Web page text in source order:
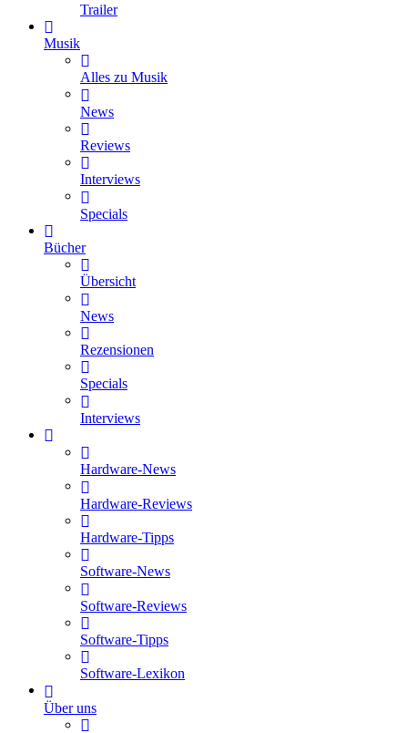
Trailer
Musik
Alles zu Musik
News
Reviews
Interviews
Specials
Bücher
Übersicht
News
Rezensionen
Specials
Interviews
Hardware-News
Hardware-Reviews
Hardware-Tipps
Software-News
Software-Reviews
Software-Tipps
Software-Lexikon
Über uns